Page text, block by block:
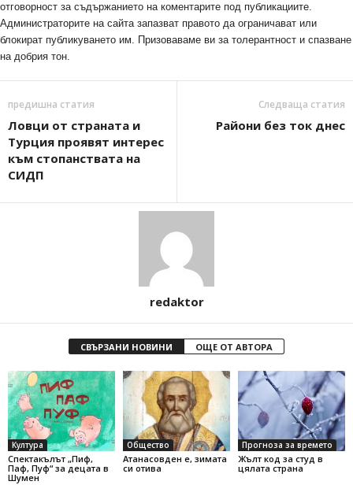
отговорност за съдържанието на коментарите под публикациите.
Администраторите на сайта запазват правото да ограничават или
блокират публикуването им. Призоваваме ви за толерантност и спазване
на добрия тон.
предишна статия
Ловци от страната и
Турция проявят интерес
към стопанствата на
СИДП
Следваща статия
Райони без ток днес
redaktor
СВЪРЗАНИ НОВИНИ ОЩЕ ОТ АВТОРА
Култура
Спектакълът „Пиф,
Паф, Пуф“ за децата в
Шумен
Общество
Атанасовден е, зимата
си отива
Прогноза за времето
Жълт код за студ в
цялата страна